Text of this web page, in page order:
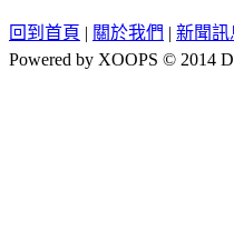
回到首頁 | 關於我們 | 新聞訊
Powered by XOOPS © 2014